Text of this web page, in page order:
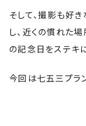
そして、撮影も好
し、近くの慣れた
の記念日をステキ
今回は七五三プラ